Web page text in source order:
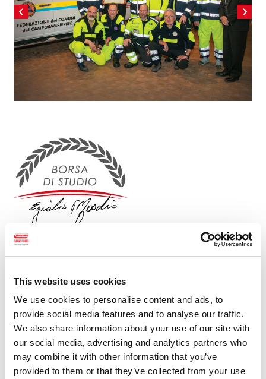
This website uses cookies
We use cookies to personalise content and ads, to
provide social media features and to analyse our traffic.
We also share information about your use of our site with
our social media, advertising and analytics partners who
may combine it with other information that you’ve
provided to them or that they’ve collected from your use
Premiamo gli studenti attraverso il
Maschio"
L’iniziativa “Borse di Studio Egidio Maschio” vuole esprimere
attraverso un gesto concreto i valori che hanno animato per
tutta la vita il nostro fondatore e che oggi sono alla base della
filosofia del Gruppo: l’impegno, la costanza e la determinazione
nel perseguire i propri obiettivi. Il premio, inoltre, ribadisce la
convinzione, condivisa in MASCHIO GASPARDO, che le aziende
abbiano la responsabilità sociale di assistere i giovani nel loro